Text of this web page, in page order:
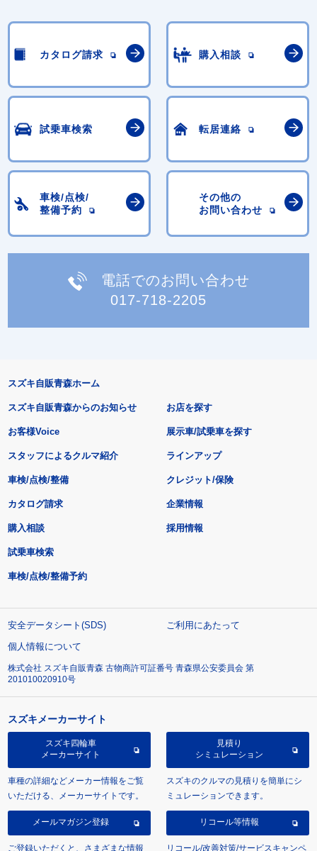
カタログ請求 購入相談
試乗車検索 転居連絡
車検/点検/
整備予約
その他の
お問い合わせ
電話でのお問い合わせ
017-718-2205
スズキ自販青森ホーム
スズキ自販青森からのお知らせ
お客様Voice
スタッフによるクルマ紹介
お店を探す
展示車/試乗車を探す
ラインアップ
車検/点検/整備 クレジット/保険
カタログ請求
購入相談
試乗車検索
車検/点検/整備予約
企業情報
採用情報
安全データシート(SDS)
ご利用にあたって
個人情報について
株式会社 スズキ自販青森 古物商許可証番号 青森県公安委員会 第
201010020910号
スズキメーカーサイト
スズキ四輪車
メーカーサイト
車種の詳細などメーカー情報をご覧
いただける、メーカーサイトです。
見積り
シミュレーション
スズキのクルマの見積りを簡単にシ
ミュレーションできます。
メールマガジン登録
ご登録いただくと、さまざまな情報
リコール等情報
リコール/改善対策/サービスキャンペ